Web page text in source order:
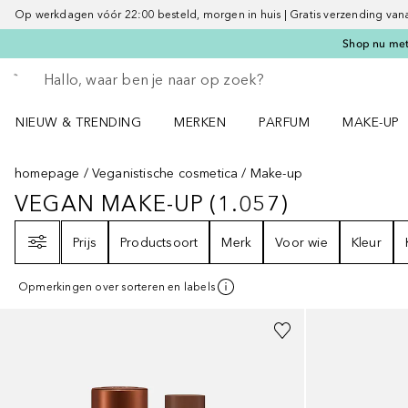
Op werkdagen vóór 22:00 besteld, morgen in huis | Gratis verzending
Shop nu
Ga terug
Zoekopdracht uitvoeren
NIEUW & TRENDING
MERKEN
PARFUM
MAKE-UP
homepage Veganistische cosmetica Make-up
VEGAN MAKE-UP1057
VEGAN MAKE-UP (1.057)
Prijs
Productsoort Merk Voor wie Kleur
Opmerkingen over sorteren en labels
+4 Gesponsord